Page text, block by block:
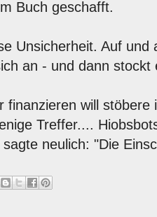
Buch geschafft.
Unsicherheit. Auf und
an - und dann stockt
finanzieren will stöbere
Treffer....
neulich: "Die